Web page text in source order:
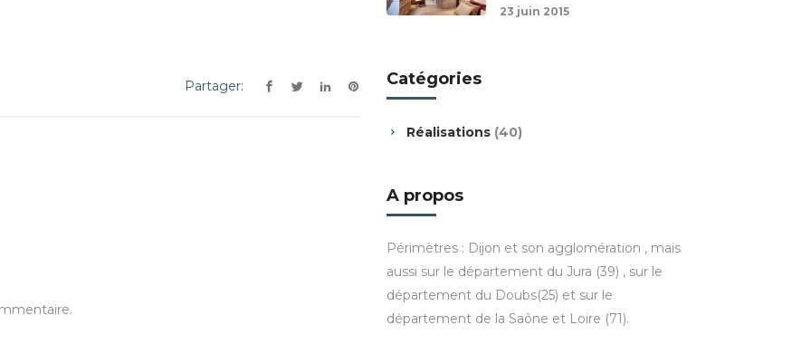
Partager:
23 juin 2015
Catégories
Réalisations (40)
A propos
Périmètres : Dijon et son agglomération , mais
aussi sur le département du Jura (39) , sur le
département du Doubs(25) et sur le
département de la Saône et Loire (71).